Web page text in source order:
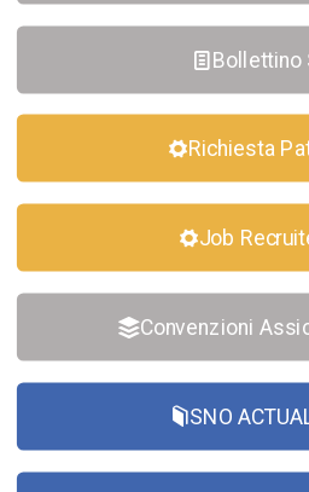
Bollettino
Richiesta
Job
Convenzioni
SNO